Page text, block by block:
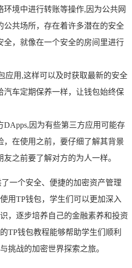
环境中进行转账等操作,因为公共网
公共场所，存在着许多潜在的安全
全，就像在一个安全的房间里进行
应用,这样可以及时获取最新的安全
汽车定期保养一样，让钱包始终保
DApps,因为有些第三方应用可能存
，在使用之前，要仔细了解其背景
之前要了解对方的为人一样。
一个安全、便捷的加密资产管理
用TP钱包，学生们可以更加深入
，逐步培养自己的金融素养和投资
TP钱包教程能够帮助学生们顺利
挑战的加密世界探索之旅。